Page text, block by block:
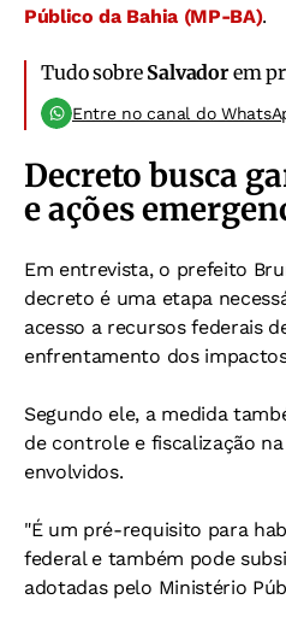
Público da Bahia (MP-BA).
Tudo sobre Salvadorem
Entre no canal do
Decreto busca
e ações
Em entrevista, o prefeito
decreto é uma etapa
acesso a recursos federais
enfrentamento dos
Segundo ele, a medida
de controle e fiscalização
envolvidos.
"É um pré-requisito para
federal e também pode
adotadas pelo Ministério